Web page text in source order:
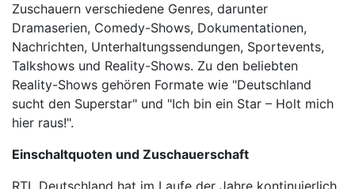
TRT HABER
TELE1
CNN TüRK
ULUSAL KANAL
Zuschauern verschiedene Genres, darunter
Dramaserien, Comedy-Shows, Dokumentationen,
Nachrichten, Unterhaltungssendungen, Sportevents,
Talkshows und Reality-Shows. Zu den beliebten
Reality-Shows gehören Formate wie "Deutschland
sucht den Superstar" und "Ich bin ein Star – Holt mich
hier raus!".
Einschaltquoten und Zuschauerschaft
RTL Deutschland hat im Laufe der Jahre kontinuierlich